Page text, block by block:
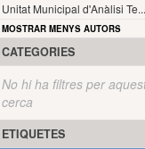
Unitat Municipal d'Anàlisi
MOSTRAR MENYS AUTORS
CATEGORIES
No hi ha filtres per
cerca
ETIQUETES